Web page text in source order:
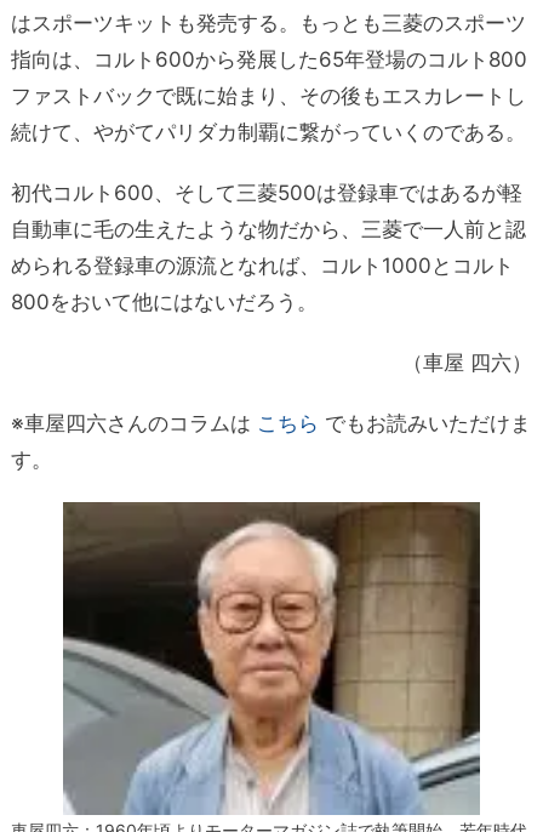
はスポーツキットも発売する。もっとも三菱のスポーツ
指向は、コルト600から発展した65年登場のコルト800
ファストバックで既に始まり、その後もエスカレートし
続けて、やがてパリダカ制覇に繋がっていくのである。
初代コルト600、そして三菱500は登録車ではあるが軽
自動車に毛の生えたような物だから、三菱で一人前と認
められる登録車の源流となれば、コルト1000とコルト
800をおいて他にはないだろう。
（車屋 四六）
※車屋四六さんのコラムは こちら でもお読みいただけま
す。